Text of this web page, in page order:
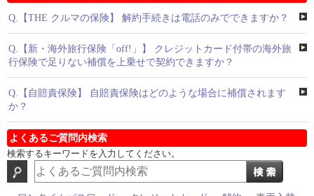
Q. 【THE クルマの保険】 解約手続きは電話のみでできますか？
Q. 【新・海外旅行保険「off!」】 クレジットカード付帯の海外旅
行保険で足りない補償を上乗せで契約できますか？
Q. 【自賠責保険】 自賠責保険はどのような場合に補償されます
か？
よくあるご質問内検索
検索するキーワードを入力してください。